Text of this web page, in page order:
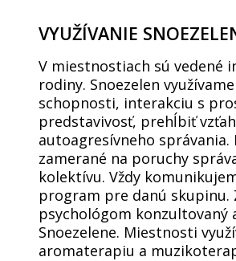
VYUŽÍVANIE
V miestnostiach sú vedené
rodiny. Snoezelen
schopnosti, interakciu s
predstavivosť, prehĺbiť
autoagresívneho
zamerané na poruchy
kolektívu. Vždy
program pre danú skupinu.
psychológom konzultovaný
Snoezelene. Miestnosti
aromaterapiu a